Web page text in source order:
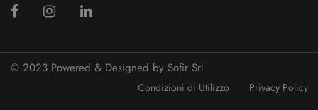
© 2023 Powered & Designed by Sofir Srl
Condizioni di Utilizzo Privacy Policy